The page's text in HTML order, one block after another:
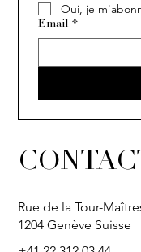
Oui, je
Email *
Rue de la Tour-
1204 Genève Suisse